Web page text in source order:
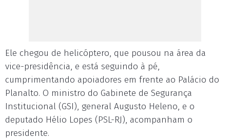
Ele chegou de helicóptero, que pousou na área da
vice-presidência, e está seguindo à pé,
cumprimentando apoiadores em frente ao Palácio do
Planalto. O ministro do Gabinete de Segurança
Institucional (GSI), general Augusto Heleno, e o
deputado Hélio Lopes (PSL-RJ), acompanham o
presidente.